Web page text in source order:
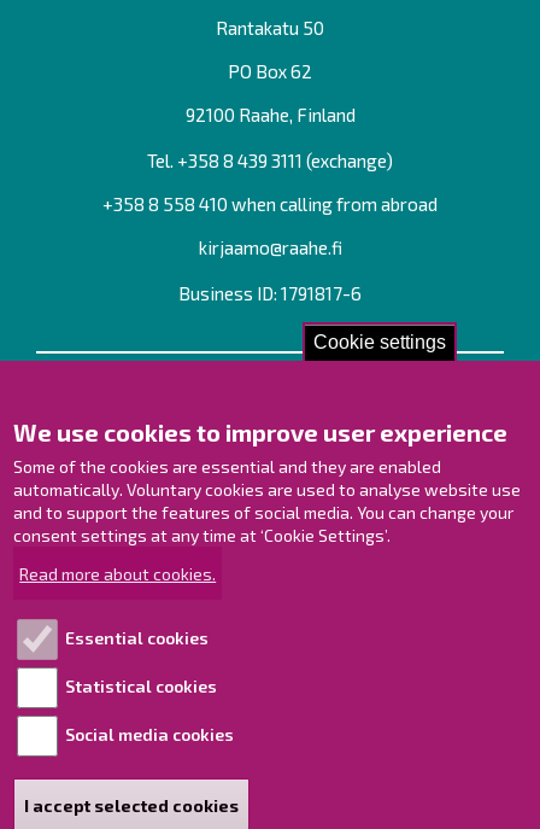
Cookie settings
We use cookies to improve user experience
Some of the cookies are essential and they are enabled
automatically. Voluntary cookies are used to analyse website use
and to support the features of social media. You can change your
consent settings at any time at ‘Cookie Settings’.
Read more about cookies.
Essential cookies
Statistical cookies
Social media cookies
I accept selected cookies
Rantakatu 50
PO Box 62
92100 Raahe, Finland
Tel. +358 8 439 3111 (exchange)
+358 8 558 410 when calling from abroad
kirjaamo@raahe.fi
Business ID: 1791817-6
Contact Page
Offices
Personnel contact information
Guide map
Raahe on Facebook
Raahe on LinkedIn
Accessibility statement